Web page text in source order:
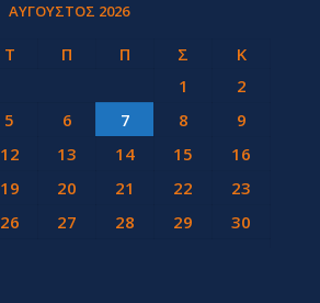
ΑΎΓΟΥΣΤΟΣ 2026
Τ Π Π Σ
Κ
1
2
5 6 7 8
9
12 13 14 15
16
19 20 21 22
23
26 27 28 29
30